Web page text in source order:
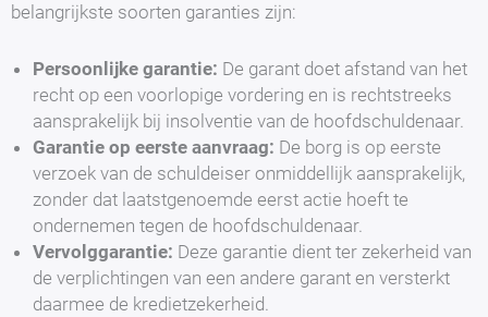
belangrijkste soorten garanties zijn:
Persoonlijke garantie: De garant doet afstand van het
recht op een voorlopige vordering en is rechtstreeks
aansprakelijk bij insolventie van de hoofdschuldenaar.
Garantie op eerste aanvraag: De borg is op eerste
verzoek van de schuldeiser onmiddellijk aansprakelijk,
zonder dat laatstgenoemde eerst actie hoeft te
ondernemen tegen de hoofdschuldenaar.
Vervolggarantie: Deze garantie dient ter zekerheid van
de verplichtingen van een andere garant en versterkt
daarmee de kredietzekerheid.